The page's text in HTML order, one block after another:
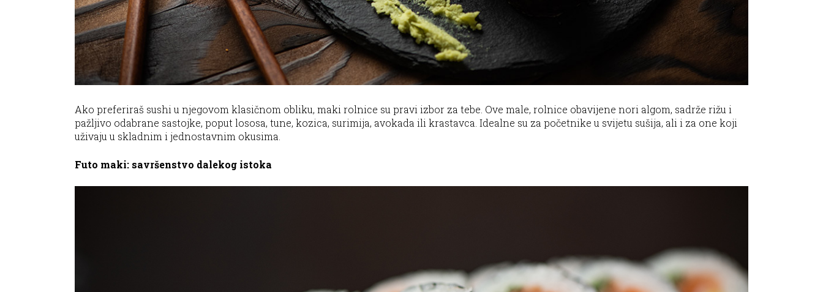
Ako preferiraš sushi u njegovom klasičnom obliku, maki rolnice su pravi izbor za tebe. Ove male, rolnice obavijene nori algom, sadrže rižu i
pažljivo odabrane sastojke, poput lososa, tune, kozica, surimija, avokada ili krastavca. Idealne su za početnike u svijetu sušija, ali i za one koji
uživaju u skladnim i jednostavnim okusima.
Futo maki: savršenstvo dalekog istoka